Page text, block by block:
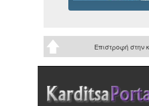
Επιστροφή στην